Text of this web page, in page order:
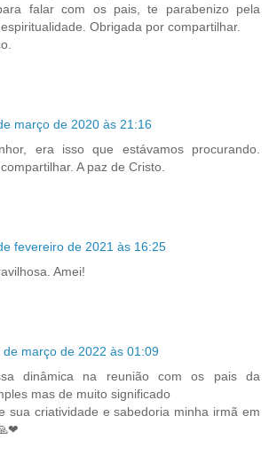
falar com os pais, te parabenizo pela
Obrigada por compartilhar.
março de 2020 às 21:16
era isso que estávamos procurando.
A paz de Cristo.
fevereiro de 2021 às 16:25
Amei!
de março de 2022 às 01:09
dinâmica na reunião com os pais da
mas de muito significado
sua criatividade e sabedoria minha irmã em